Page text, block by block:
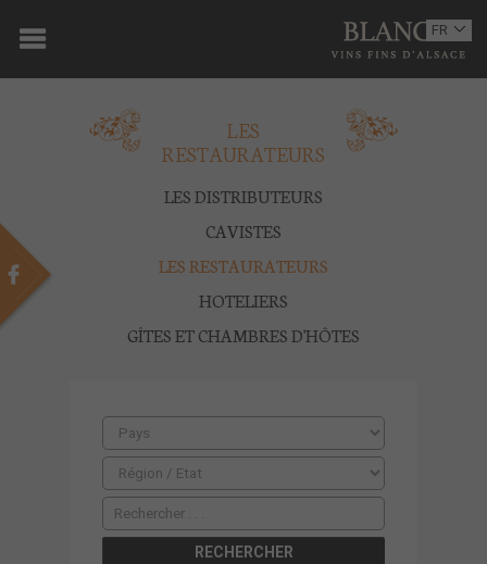
DOMAINE
OENOTOURISME
BOUTIQUE
PRESSE
CONTACT
FR
EN
LES
RESTAURATEURS
LES DISTRIBUTEURS
CAVISTES
LES RESTAURATEURS
HOTELIERS
GÎTES ET CHAMBRES D'HÔTES